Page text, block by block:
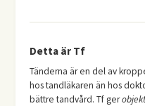
Detta är Tf
Tänderna är en del av
hos tandläkaren än hos
bättre tandvård. Tf ger